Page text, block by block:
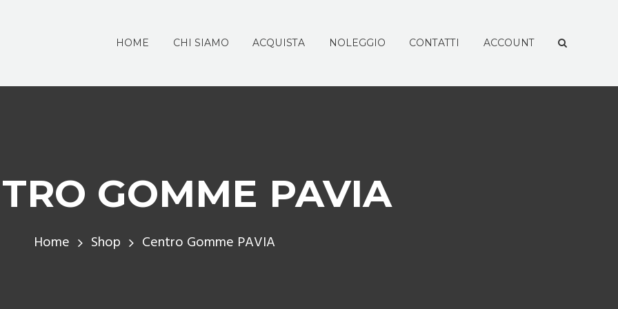
HOME CHI SIAMO ACQUISTA NOLEGGIO CONTATTI ACCOUNT
GOMME PAVIA
Home Shop Centro Gomme PAVIA